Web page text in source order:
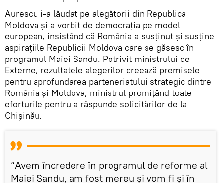
Aurescu i-a lăudat pe alegătorii din Republica
Moldova și a vorbit de democrația pe model
european, insistând că România a susținut și susține
aspirațiile Republicii Moldova care se găsesc în
programul Maiei Sandu. Potrivit ministrului de
Externe, rezultatele alegerilor creează premisele
pentru aprofundarea parteneriatului strategic dintre
România și Moldova, ministrul promițând toate
eforturile pentru a răspunde solicitărilor de la
Chișinău.
”Avem încredere în programul de reforme al
Maiei Sandu, am fost mereu și vom fi și în